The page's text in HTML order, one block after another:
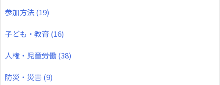
参加方法(19)
子ども・教育 (16)
人権・児童労働(38)
防災・災害(9)